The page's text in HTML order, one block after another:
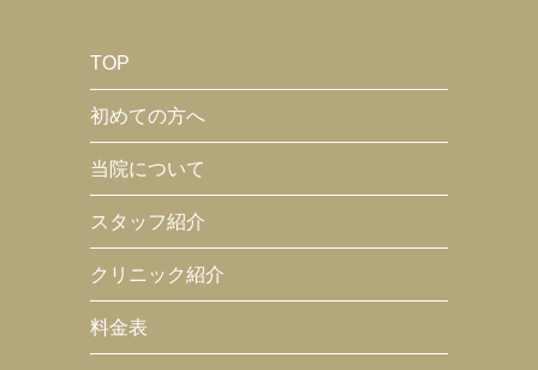
TOP
初めての方へ
当院について
スタッフ紹介
クリニック紹介
料金表